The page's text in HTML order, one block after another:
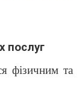
послуг
фізичним та